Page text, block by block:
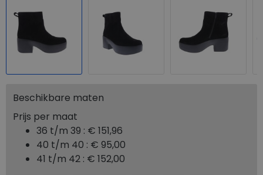
Beschikbare maten
Prijs per maat
36 t/m 39 : € 151,96
40 t/m 40 : € 95,00
41 t/m 42 : € 152,00